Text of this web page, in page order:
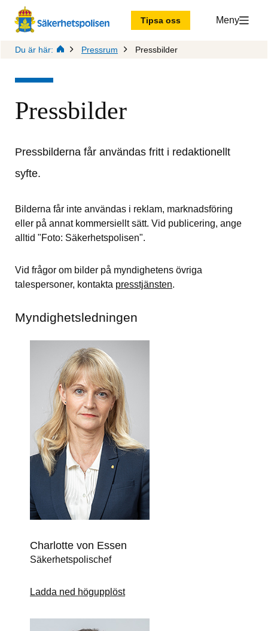
Tipsa oss Meny
Du är här: Pressrum Pressbilder
Pressbilder
Pressbilderna får användas fritt i redaktionellt
syfte.
Bilderna får inte användas i reklam, marknadsföring
eller på annat kommersiellt sätt. Vid publicering, ange
alltid "Foto: Säkerhetspolisen".
Vid frågor om bilder på myndighetens övriga
talespersoner, kontakta presstjänsten.
Myndighetsledningen
Charlotte von Essen
Säkerhetspolischef
Ladda ned högupplöst